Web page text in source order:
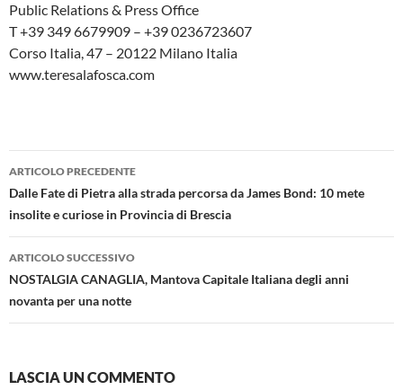
Public Relations & Press Office
T +39 349 6679909 – +39 0236723607
Corso Italia, 47 – 20122 Milano Italia
www.teresalafosca.com
Navigazione
articolo
ARTICOLO PRECEDENTE
Dalle Fate di Pietra alla strada percorsa da James Bond: 10 mete
insolite e curiose in Provincia di Brescia
ARTICOLO SUCCESSIVO
NOSTALGIA CANAGLIA, Mantova Capitale Italiana degli anni
novanta per una notte
LASCIA UN COMMENTO